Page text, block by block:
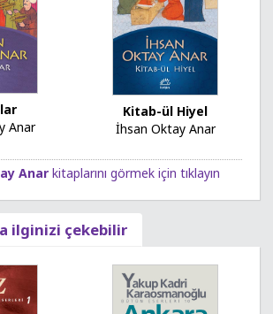
Anar
Kitab-ül Hiyel
İhsan Oktay Anar
Anar kitaplarını görmek için tıklayın
ilginizi çekebilir